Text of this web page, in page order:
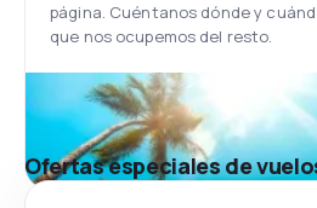
página. Cuéntanos dónde y
que nos ocupemos del resto.
Ofertas especiales de